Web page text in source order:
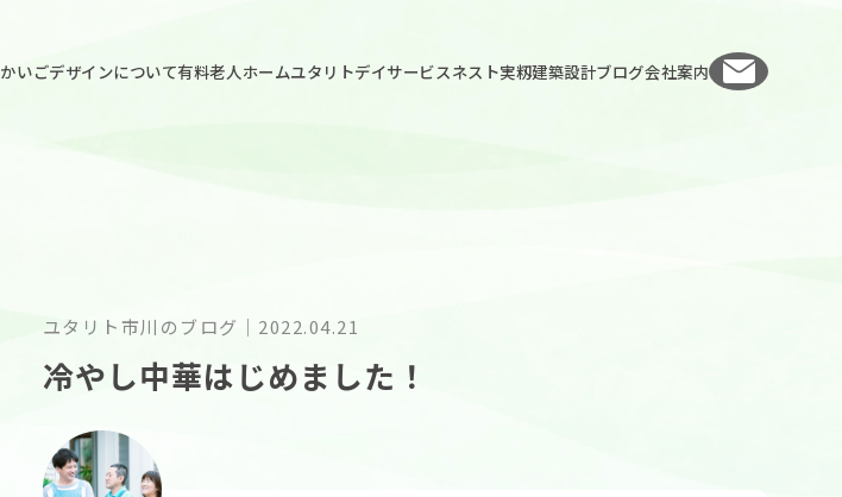
かいごデザインについて有料老人ホームユタリトデイサービスネスト実籾建築設計ブログ会社案内
ユタリト市川のブログ ｜ 2022.04.21
冷やし中華はじめました！